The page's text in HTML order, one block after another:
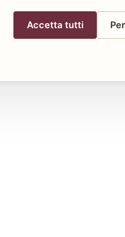
Accetta tutti